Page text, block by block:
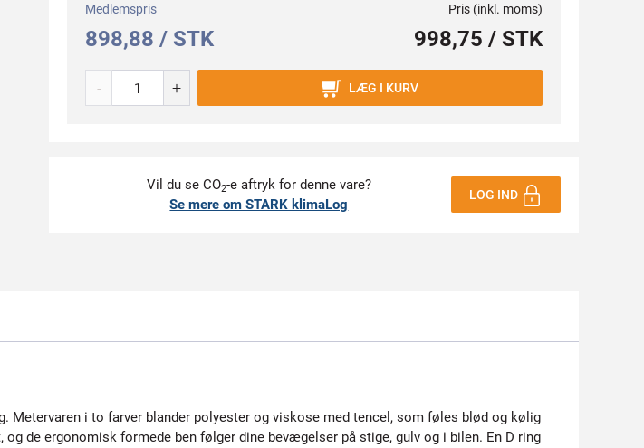
Medlemspris
898,88 / STK
Pris (inkl. moms)
998,75 / STK
- + LÆG I KURV
Vil du se CO2-e aftryk for denne vare?
Se mere om STARK klimaLog
LOG IND
i to farver blander polyester og viskose med tencel, som føles blød og kølig
de ergonomisk formede ben følger dine bevægelser på stige, gulv og i bilen. En D ring